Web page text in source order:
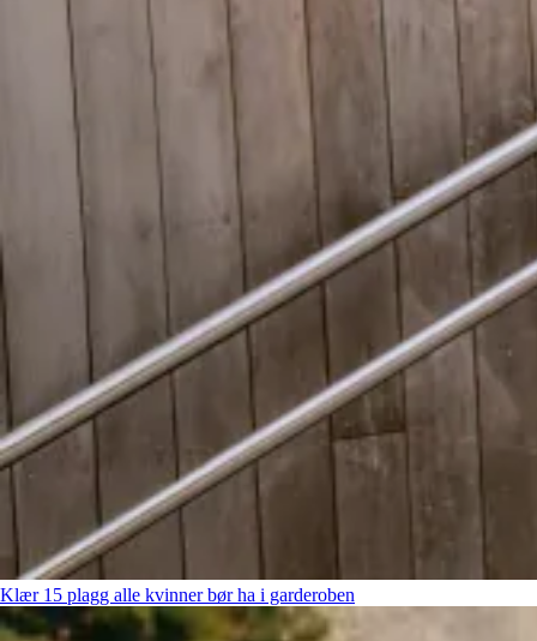
Klær 15 plagg alle kvinner bør ha i garderoben